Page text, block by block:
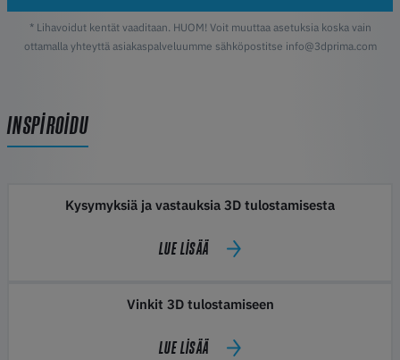
* Lihavoidut kentät vaaditaan. HUOM! Voit muuttaa asetuksia koska vain
ottamalla yhteyttä asiakaspalveluumme sähköpostitse info@3dprima.com
INSPIROIDU
Kysymyksiä ja vastauksia 3D tulostamisesta
LUE LISÄÄ
Vinkit 3D tulostamiseen
LUE LISÄÄ